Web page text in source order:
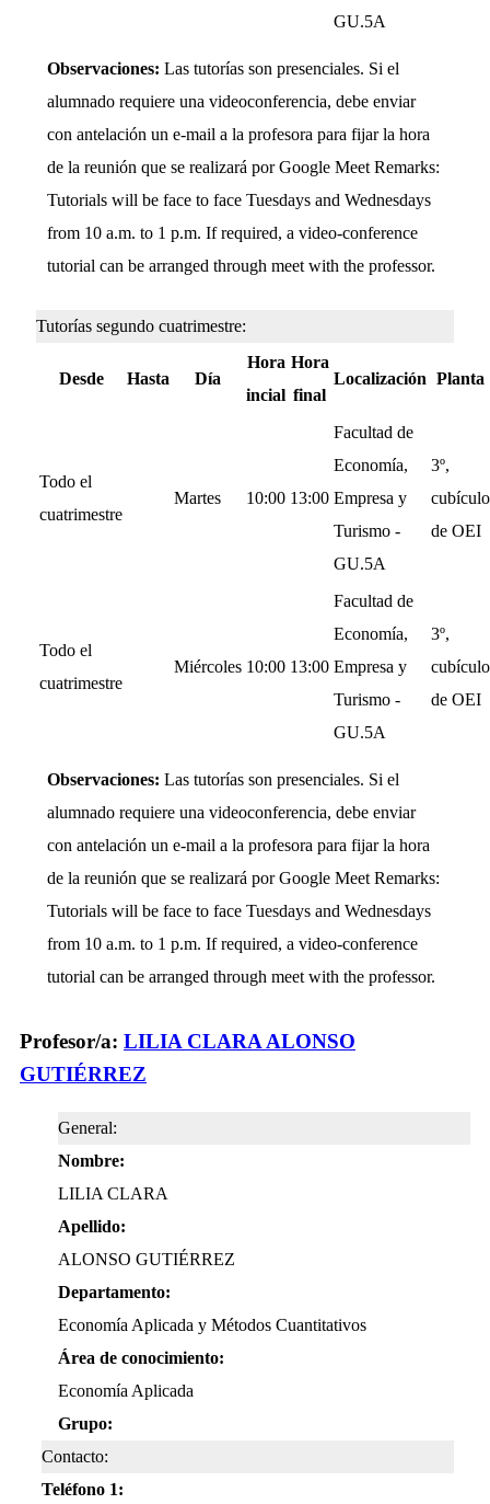
GU.5A
Observaciones: Las tutorías son presenciales. Si el
alumnado requiere una videoconferencia, debe enviar
con antelación un e-mail a la profesora para fijar la hora
de la reunión que se realizará por Google Meet Remarks:
Tutorials will be face to face Tuesdays and Wednesdays
from 10 a.m. to 1 p.m. If required, a video-conference
tutorial can be arranged through meet with the professor.
Tutorías segundo cuatrimestre:
Desde Hasta Día
Hora
incial
Hora
final
Localización Planta
Todo el
cuatrimestre
Martes 10:00 13:00
Facultad de
Economía,
Empresa y
Turismo -
GU.5A
3º,
cubículo
de OEI
Todo el
cuatrimestre
Miércoles 10:00 13:00
Facultad de
Economía,
Empresa y
Turismo -
GU.5A
3º,
cubículo
de OEI
Observaciones: Las tutorías son presenciales. Si el
alumnado requiere una videoconferencia, debe enviar
con antelación un e-mail a la profesora para fijar la hora
de la reunión que se realizará por Google Meet Remarks:
Tutorials will be face to face Tuesdays and Wednesdays
from 10 a.m. to 1 p.m. If required, a video-conference
tutorial can be arranged through meet with the professor.
Profesor/a: LILIA CLARA ALONSO
GUTIÉRREZ
General:
Nombre:
LILIA CLARA
Apellido:
ALONSO GUTIÉRREZ
Departamento:
Economía Aplicada y Métodos Cuantitativos
Área de conocimiento:
Economía Aplicada
Grupo:
Contacto:
Teléfono 1: